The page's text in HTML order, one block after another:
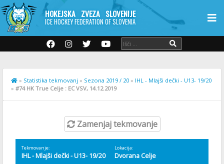
HOKEJSKA ZVEZA SLOVENIJE
ICE HOCKEY FEDERATION OF SLOVENIA
» Statistika tekmovanj » Sezona 2019 / 20 » IHL - Mlajši dečki - U13- 19/20
» #74 HK True Celje : EC VSV, 14.12.2019
Zamenjaj tekmovanje
Tekmovanje:
IHL - Mlajši dečki - U13- 19/20
Lokacija:
Dvorana Celje